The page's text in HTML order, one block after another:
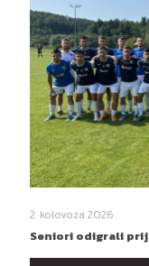
2. kolovoza 2026.
Seniori odigrali